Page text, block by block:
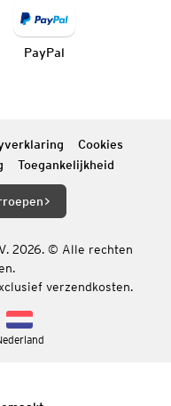
PayPal
Cookies
Toegankelijkheid
2026. © Alle rechten
verzendkosten.